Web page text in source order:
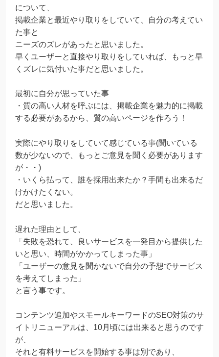
について、
掲載企業と最近やり取りをしていて、自分の考えてい
た事と
ニーズのズレがあったと思いました。
早くユーザーと直接やり取りをしていれば、もっと早
くズレに気付いた事だと思いました。
最初に自分が思っていた事
・質の高い人材を呼ぶには、掲載企業を魅力的に掲載
する必要があるから、質の高いページを作ろう！
実際にやり取りをしていて感じている事(聞いている
数が少ないので、もっとご意見を聞く必要があります
が・・)
・いくら払って、誰を採用出来たか？手間も出来るだ
けかけたくない。
だと思いました。
遅れた理由として、
「失敗を恐れて、良いサービスを一発目から提供した
いと思い、時間がかかってしまった事」
「ユーザーの意見を聞かないで自分の予想でサービス
を考えてしまった」
と言う事です。
コンテンツ追加やスモールキーワードのSEO対策のサ
イトリニューアルは、10月頃には出来ると思うのです
が、
それと有料サービスを開始する事は別であり、